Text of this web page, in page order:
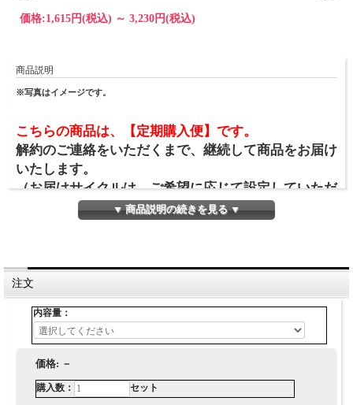
価格:1,615円(税込) ～ 3,230円(税込)
商品説明
※写真はイメージです。
こちらの商品は、【定期購入便】です。
解約のご連絡をいただくまで、継続して商品をお届け
いたします。
（お届けサイクルは、ご希望に応じて設定していただ
けます）。
解約を希望される場合は、マイページから解約手続き
をしていただくか、
お問い合わせフォームまたはお電話（0120-296-370）
でご連絡ください。
採れたての旬の野菜を厳選して、おすすめのものを詰め合わせてお届
▼ 商品説明の続きを見る ▼
注文
内容量：
価格: －
購入数： セット